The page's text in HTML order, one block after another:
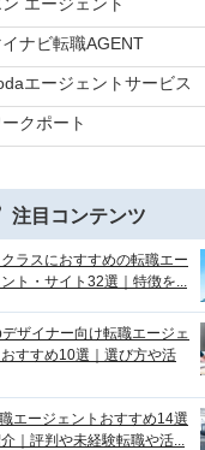
イナビ転職AGENT
エージェントサービス
ークポート
注目コンテンツ
ラスにおすすめの転職エー
ト・サイト32選｜特徴を...
ザイナー向け転職エージェ
すすめ10選｜選び方や活
エージェントおすすめ14選
｜評判や未経験転職や活...